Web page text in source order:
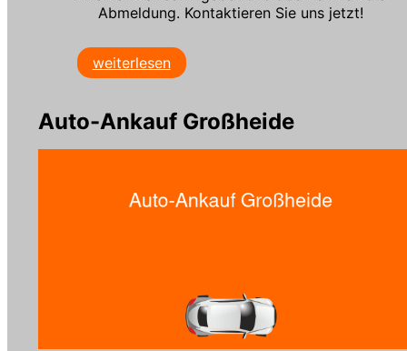
Abmeldung. Kontaktieren Sie uns jetzt!
weiterlesen
Auto-Ankauf Großheide